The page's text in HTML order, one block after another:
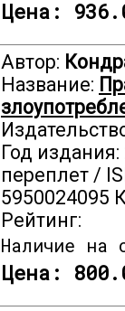
Цена:
Автор:
Название:
Год
переплет /
5950024095
Рейтинг:
Наличие на
Цена: